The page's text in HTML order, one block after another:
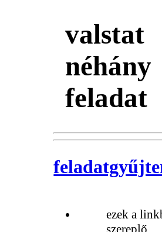
valstat
néhány
feladat
ezek a
szereplő,